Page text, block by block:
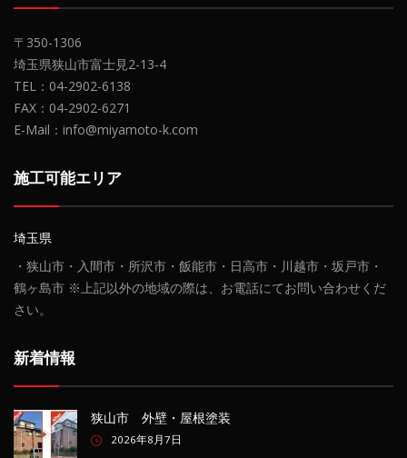
〒350-1306
埼玉県狭山市富士見2-13-4
TEL：04-2902-6138
FAX：04-2902-6271
E-Mail：info@miyamoto-k.com
施工可能エリア
埼玉県
・狭山市・入間市・所沢市・飯能市・日高市・川越市・坂戸市・
鶴ヶ島市 ※上記以外の地域の際は、お電話にてお問い合わせくだ
さい。
新着情報
狭山市 外壁・屋根塗装
2026年8月7日